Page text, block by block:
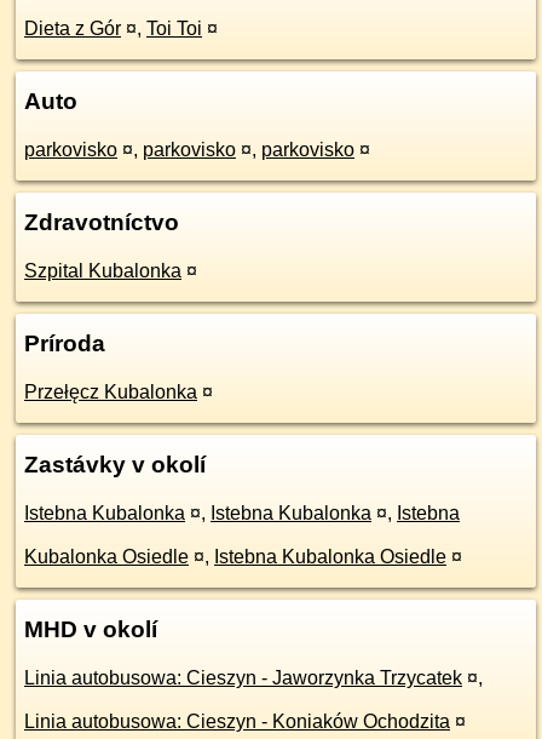
Dieta z Gór ¤, Toi Toi ¤
Auto
parkovisko ¤, parkovisko ¤, parkovisko ¤
Zdravotníctvo
Szpital Kubalonka ¤
Príroda
Przełęcz Kubalonka ¤
Zastávky v okolí
Istebna Kubalonka ¤, Istebna Kubalonka ¤, Istebna
Kubalonka Osiedle ¤, Istebna Kubalonka Osiedle ¤
MHD v okolí
Linia autobusowa: Cieszyn - Jaworzynka Trzycatek ¤,
Linia autobusowa: Cieszyn - Koniaków Ochodzita ¤